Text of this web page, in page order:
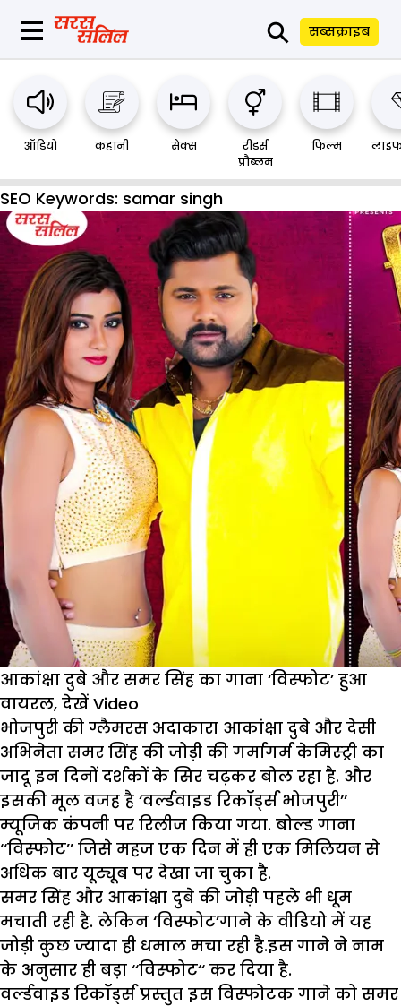
⚲ सब्सक्राइब
ऑडियो कहानी सेक्स
रीडर्स
प्रौब्लम
फिल्म
SEO Keywords: samar singh
आकांक्षा दुबे और समर सिंह का गाना ‘विस्फोट’ हुआ
वायरल, देखें Video
भोजपुरी की ग्लैमरस अदाकारा आकांक्षा दुबे और देसी
अभिनेता समर सिंह की जोड़ी की गर्मागर्म केमिस्ट्री का
जादू इन दिनों दर्शकों के सिर चढ़कर बोल रहा है. और
इसकी मूल वजह है ‘वर्ल्डवाइड रिकॉर्ड्स भोजपुरी’’
म्यूजिक कंपनी पर रिलीज किया गया. बोल्ड गाना
‘‘विस्फोट’’ जिसे महज एक दिन में ही एक मिलियन से
अधिक बार यूट्यूब पर देखा जा चुका है.
समर सिंह और आकांक्षा दुबे की जोड़ी पहले भी धूम
मचाती रही है. लेकिन ‘विस्फोट’गाने के वीडियो में यह
जोड़ी कुछ ज्यादा ही धमाल मचा रही है.इस गाने ने नाम
के अनुसार ही बड़ा ‘‘विस्फोट‘‘ कर दिया है.
वर्ल्डवाइड रिकॉर्ड्स प्रस्तुत इस विस्फोटक गाने को समर